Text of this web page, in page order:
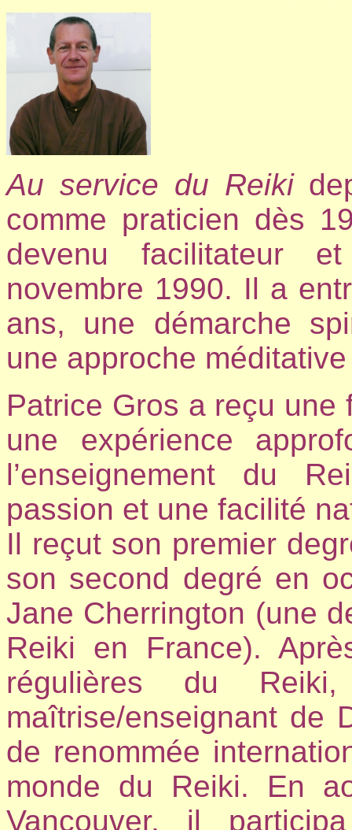
Au service du Reiki
comme praticien dès
devenu facilitateur
novembre 1990. Il a
ans, une démarche
une approche
Patrice Gros a reçu une
une expérience
l’enseignement du
passion et une facilité
Il reçut son premier
son second degré en
Jane Cherrington (une
Reiki en France).
régulières du
maîtrise/enseignant de
de renommée
monde du Reiki. En
Vancouver, il